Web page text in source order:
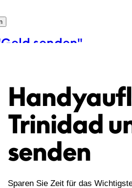
Trinidad
senden
Sparen Sie Zeit für das